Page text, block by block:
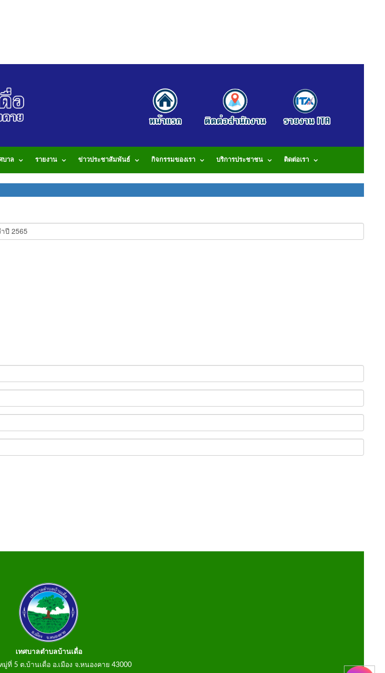
บาล รายงาน ข่าวประชาสัมพันธ์ กิจกรรมของเรา บริการประชาชน ติดต่อเรา
เทศบาลตำบลบ้านเดื่อ
มู่ที่ 5 ต.บ้านเดื่อ อ.เมือง จ.หนองคาย 43000